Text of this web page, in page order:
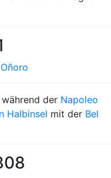
der Napoleo
Halbinsel mit der Bel